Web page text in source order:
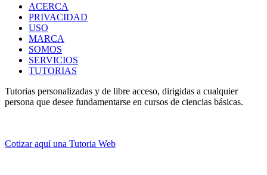
ACERCA
PRIVACIDAD
USO
MARCA
SOMOS
SERVICIOS
TUTORIAS
Tutorias personalizadas y de libre acceso, dirigidas a cualquier
persona que desee fundamentarse en cursos de ciencias básicas.
Cotizar aquí una Tutoria Web